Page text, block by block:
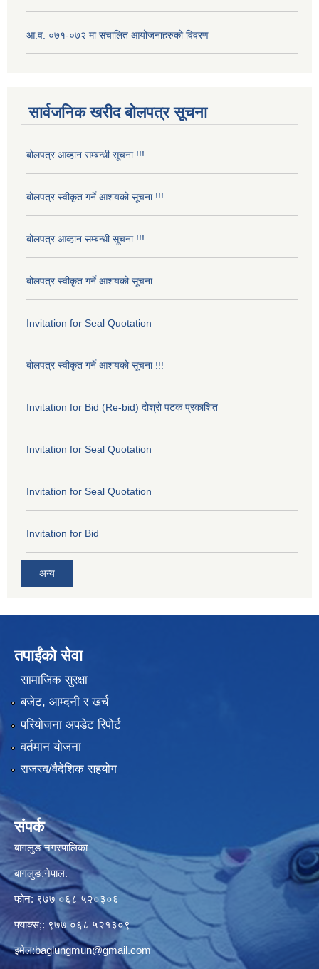
आ.व. ०७१-०७२ मा संचालित आयोजनाहरुको विवरण
सार्वजनिक खरीद बोलपत्र सूचना
बोलपत्र आव्हान सम्बन्धी सूचना !!!
बोलपत्र स्वीकृत गर्ने आशयको सूचना !!!
बोलपत्र आव्हान सम्बन्धी सूचना !!!
बोलपत्र स्वीकृत गर्ने आशयको सूचना
Invitation for Seal Quotation
बोलपत्र स्वीकृत गर्ने आशयको सूचना !!!
Invitation for Bid (Re-bid) दोश्रो पटक प्रकाशित
Invitation for Seal Quotation
Invitation for Seal Quotation
Invitation for Bid
अन्य
तपाईंको सेवा
सामाजिक सुरक्षा
बजेट, आम्दनी र खर्च
परियोजना अपडेट रिपोर्ट
वर्तमान योजना
राजस्व/वैदेशिक सहयोग
संपर्क
बागलुङ नगरपालिका
बागलुङ,नेपाल.
फोन: ९७७ ०६८ ५२०३०६
फ्याक्स;: ९७७ ०६८ ५२१३०९
इमेल:baglungmun@gmail.com